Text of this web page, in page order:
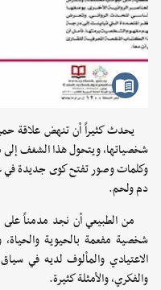
يحدث كثيراً أن تنهض علاقة
شخصياتها، ويتحول هذا الشغف
وكلمات وصور تفتح كوى جديدة في
دم ولحم.
من الطبيعي أن نجد مدمناً على
شخصية مفعمة بالحيوية
الاعتيادي والمألوف لديه في
والفكري، والأمثلة كثيرة.